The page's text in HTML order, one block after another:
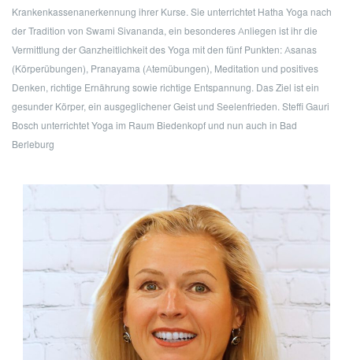
Krankenkassenanerkennung ihrer Kurse. Sie unterrichtet Hatha Yoga nach
der Tradition von Swami Sivananda, ein besonderes Anliegen ist ihr die
Vermittlung der Ganzheitlichkeit des Yoga mit den fünf Punkten: Asanas
(Körperübungen), Pranayama (Atemübungen), Meditation und positives
Denken, richtige Ernährung sowie richtige Entspannung. Das Ziel ist ein
gesunder Körper, ein ausgeglichener Geist und Seelenfrieden. Steffi Gauri
Bosch unterrichtet Yoga im Raum Biedenkopf und nun auch in Bad
Berleburg